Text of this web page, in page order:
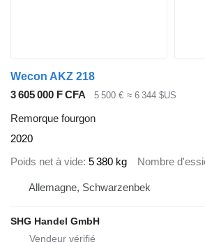
Wecon AKZ 218
3 605 000 F CFA
5 500 € ≈ 6 344 $US
Remorque fourgon
2020
Poids net à vide 5 380 kg Nombre
Allemagne, Schwarzenbek
SHG Handel GmbH